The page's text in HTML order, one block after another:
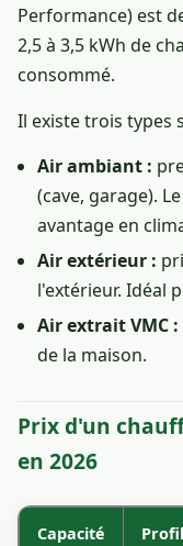
Performance) est
2,5 à 3,5 kWh de
consommé.
Il existe trois types
Air ambiant :
(cave, garage).
avantage en
Air extérieur :
l'extérieur. Idéal
Air extrait VMC :
de la maison.
Prix d'un
en 2026
Capacité Profil